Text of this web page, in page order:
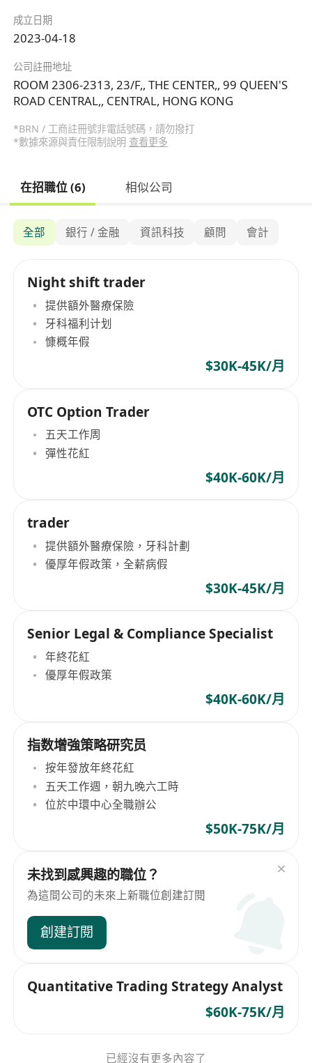
成立日期
2023-04-18
公司註冊地址
ROOM 2306-2313, 23/F,, THE CENTER,, 99 QUEEN'S
ROAD CENTRAL,, CENTRAL, HONG KONG
*BRN / 工商註冊號非電話號碼，請勿撥打
*數據來源與責任限制說明 查看更多
在招職位 (6) 相似公司
全部 銀行 / 金融 資訊科技 顧問 會計
Night shift trader
提供額外醫療保險
牙科福利计划
慷概年假
$30K-45K/月
OTC Option Trader
五天工作周
彈性花紅
$40K-60K/月
trader
提供額外醫療保險，牙科計劃
優厚年假政策，全薪病假
$30K-45K/月
Senior Legal & Compliance Specialist
年終花紅
優厚年假政策
$40K-60K/月
指数增強策略研究员
按年發放年終花紅
五天工作週，朝九晚六工時
位於中環中心全職辦公
$50K-75K/月
未找到感興趣的職位？
為這間公司的未來上新職位創建訂閱
創建訂閱
Quantitative Trading Strategy Analyst
$60K-75K/月
已經沒有更多內容了